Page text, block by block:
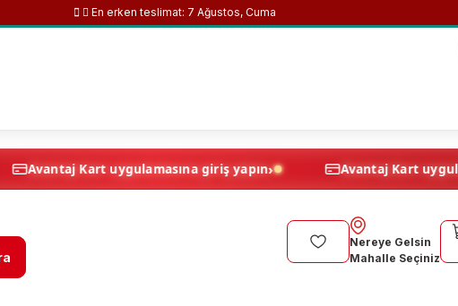
En erken teslimat: 7 Ağustos, Cuma
Avantaj Kart uygulamasına giriş yapın Avantaj
Nereye Gelsin
Mahalle Seçiniz